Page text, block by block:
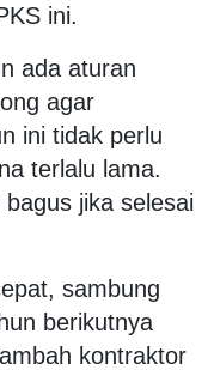
ini.
ada aturan
agar
ini tidak perlu
terlalu lama.
jika selesai
sambung
berikutnya
kontraktor